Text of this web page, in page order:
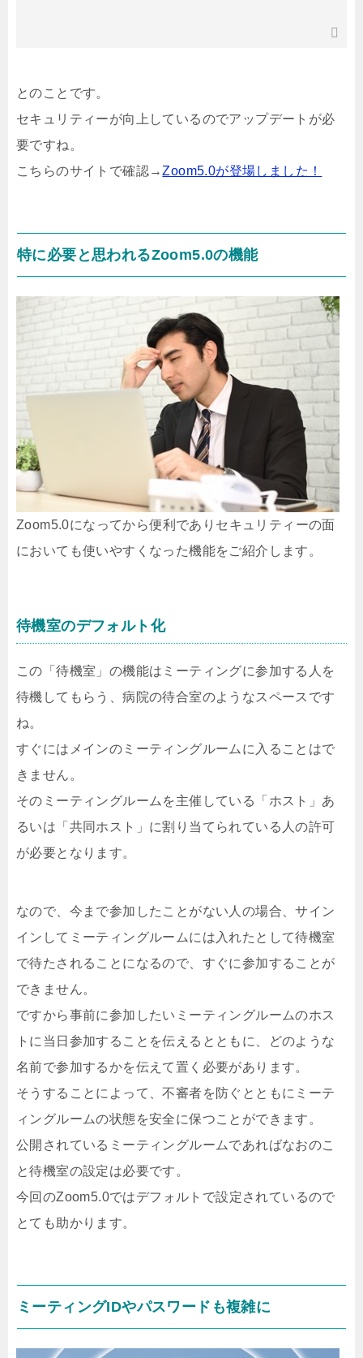
とのことです。
セキュリティーが向上しているのでアップデートが必
要ですね。
こちらのサイトで確認→Zoom5.0が登場しました！
特に必要と思われるZoom5.0の機能
Zoom5.0になってから便利でありセキュリティーの面
においても使いやすくなった機能をご紹介します。
待機室のデフォルト化
この「待機室」の機能はミーティングに参加する人を
待機してもらう、病院の待合室のようなスペースです
ね。
すぐにはメインのミーティングルームに入ることはで
きません。
そのミーティングルームを主催している「ホスト」あ
るいは「共同ホスト」に割り当てられている人の許可
が必要となります。
なので、今まで参加したことがない人の場合、サイン
インしてミーティングルームには入れたとして待機室
で待たされることになるので、すぐに参加することが
できません。
ですから事前に参加したいミーティングルームのホス
トに当日参加することを伝えるとともに、どのような
名前で参加するかを伝えて置く必要があります。
そうすることによって、不審者を防ぐとともにミーテ
ィングルームの状態を安全に保つことができます。
公開されているミーティングルームであればなおのこ
と待機室の設定は必要です。
今回のZoom5.0ではデフォルトで設定されているので
とても助かります。
ミーティングIDやパスワードも複雑に